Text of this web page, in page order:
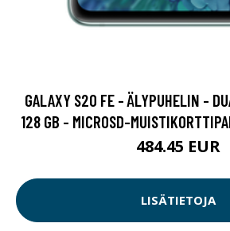
GALAXY S20 FE - ÄLYPUHELIN -
128 GB - MICROSD-
484.45 EUR
LISÄTIETOJA